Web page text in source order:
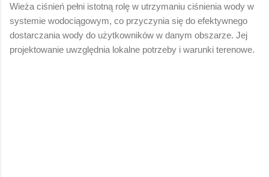
Wieża ciśnień pełni istotną rolę w utrzymaniu ciśnienia wody w
systemie wodociągowym, co przyczynia się do efektywnego
dostarczania wody do użytkowników w danym obszarze. Jej
projektowanie uwzględnia lokalne potrzeby i warunki terenowe.